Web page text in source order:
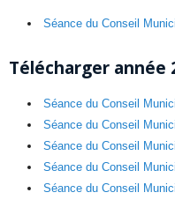
Séance du Conseil
Télécharger année
Séance du Conseil
Séance du Conseil
Séance du Conseil
Séance du Conseil
Séance du Conseil